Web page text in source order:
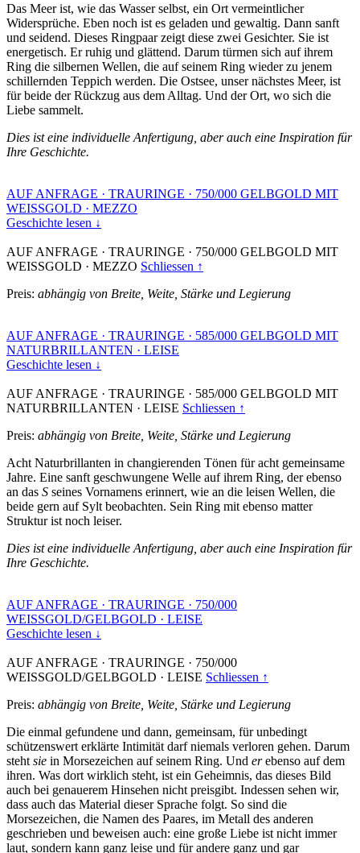
Das Meer ist, wie das Wasser selbst, ein Ort vermeintlicher
Widersprüche. Eben noch ist es geladen und gewaltig. Dann sanft
und seidend. Dieses Ringpaar zeigt diese zwei Gesichter. Sie ist
energetisch. Er ruhig und glättend. Darum türmen sich auf ihrem
Ring die silbernen Wellen, die auf seinem Ring wieder zu jenem
schillernden Teppich werden. Die Ostsee, unser nächstes Meer, ist
für beide der Rückzug aus dem Alltag. Und der Ort, wo sich die
Liebe sammelt.
Dies ist eine individuelle Anfertigung, aber auch eine Inspiration für
Ihre Geschichte.
AUF ANFRAGE · TRAURINGE · 750/000 GELBGOLD MIT
WEISSGOLD · MEZZO
Geschichte lesen ↓
AUF ANFRAGE · TRAURINGE · 750/000 GELBGOLD MIT
WEISSGOLD · MEZZO Schliessen ↑
Preis: abhängig von Breite, Weite, Stärke und Legierung
AUF ANFRAGE · TRAURINGE · 585/000 GELBGOLD MIT
NATURBRILLANTEN · LEISE
Geschichte lesen ↓
AUF ANFRAGE · TRAURINGE · 585/000 GELBGOLD MIT
NATURBRILLANTEN · LEISE Schliessen ↑
Preis: abhängig von Breite, Weite, Stärke und Legierung
Acht Naturbrillanten in changierenden Tönen für acht gemeinsame
Jahre. Eine sanft geschwungene Welle auf ihrem Ring, der ebenso
an das S seines Vornamens erinnert, wie an die leisen Wellen, die
beide gern auf Sylt beobachten. Sein Ring mit ebenso matter
Struktur ist noch leiser.
Dies ist eine individuelle Anfertigung, aber auch eine Inspiration für
Ihre Geschichte.
AUF ANFRAGE · TRAURINGE · 750/000
WEISSGOLD/GELBGOLD · LEISE
Geschichte lesen ↓
AUF ANFRAGE · TRAURINGE · 750/000
WEISSGOLD/GELBGOLD · LEISE Schliessen ↑
Preis: abhängig von Breite, Weite, Stärke und Legierung
Die einmal gefundene und dann, gemeinsam, für unbedingt
schützenswert erklärte Intimität darf niemals verloren gehen. Darum
steht sie in Morsezeichen auf seinem Ring. Und erebenso auf dem
ihren. Was dort wirklich steht, ist ein Geheimnis, das dieses Bild
auch bei genauerem Hinsehen nicht preisgibt. Indessen sehen wir,
dass auch das Material dieser Sprache folgt. So sind die
Morsezeichen, die Namen des Paares, im Metall des anderen
geschrieben und beweisen auch: eine große Liebe ist nicht immer
laut, sondern kann ganz leise und für andere ganz und gar